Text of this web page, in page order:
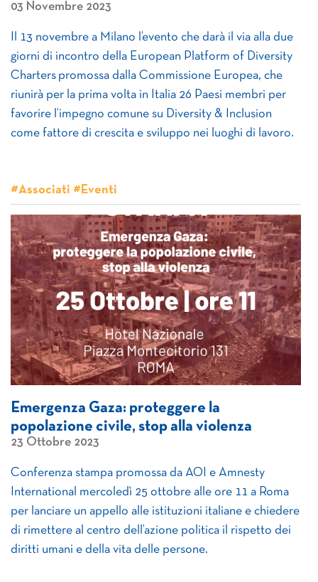
03 Novembre 2023
Il 13 novembre a Milano l’evento che darà il via alla due
giorni di incontro della European Platform of Diversity
Charters promossa dalla Commissione Europea, che
riunirà per la prima volta in Italia 26 Paesi membri per
favorire l’impegno comune su Diversity & Inclusion
come fattore di crescita e sviluppo nei luoghi di lavoro.
#Associati #Eventi
Emergenza Gaza: proteggere la
popolazione civile, stop alla violenza
23 Ottobre 2023
Conferenza stampa promossa da AOI e Amnesty
International mercoledì 25 ottobre alle ore 11 a Roma
per lanciare un appello alle istituzioni italiane e chiedere
di rimettere al centro dell’azione politica il rispetto dei
diritti umani e della vita delle persone.